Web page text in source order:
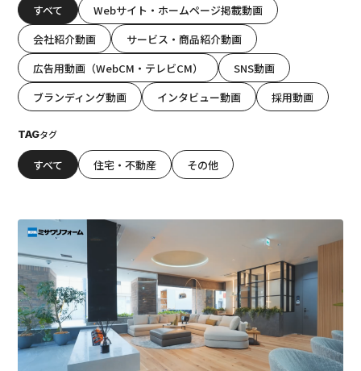
すべて
Webサイト・ホームページ掲載動画
会社紹介動画
サービス・商品紹介動画
広告用動画（WebCM・テレビCM）
SNS動画
ブランディング動画
インタビュー動画 採用動画
TAGタグ
すべて 住宅・不動産 その他